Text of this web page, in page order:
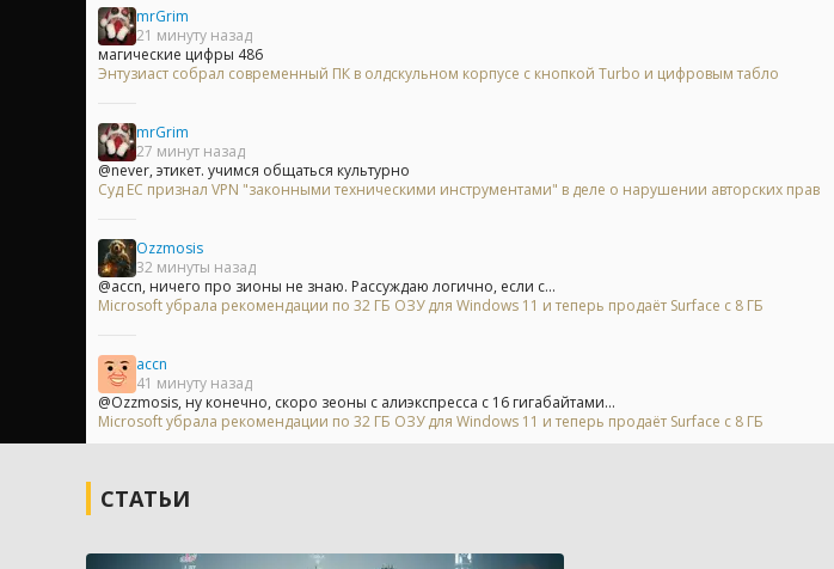
mrGrim
21 минуту назад
магические цифры 486
Энтузиаст собрал современный ПК в олдскульном корпусе с кнопкой Turbo и цифровым табло
mrGrim
27 минут назад
@never, этикет. учимся общаться культурно
Суд ЕС признал VPN "законными техническими инструментами" в деле о нарушении авторских прав
Ozzmosis
32 минуты назад
@accn, ничего про зионы не знаю. Рассуждаю логично, если с...
Microsoft убрала рекомендации по 32 ГБ ОЗУ для Windows 11 и теперь продаёт Surface с 8 ГБ
accn
41 минуту назад
@Ozzmosis, ну конечно, скоро зеоны с алиэкспресса с 16 гигабайтами...
Microsoft убрала рекомендации по 32 ГБ ОЗУ для Windows 11 и теперь продаёт Surface с 8 ГБ
СТАТЬИ